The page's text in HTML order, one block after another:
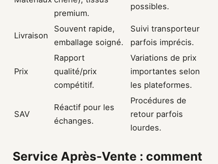
premium.
possibles.
Livraison
Souvent rapide,
emballage soigné.
Suivi transporteur
parfois imprécis.
Prix
Rapport
qualité/prix
compétitif.
Variations de prix
importantes selon
les plateformes.
SAV
Réactif pour les
échanges.
Procédures de
retour parfois
lourdes.
Service Après-Vente : comment